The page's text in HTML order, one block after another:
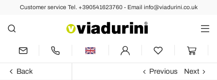
Customer service Tel. +390541623760 - Email info@viadurini.co.uk
Back Previous Next